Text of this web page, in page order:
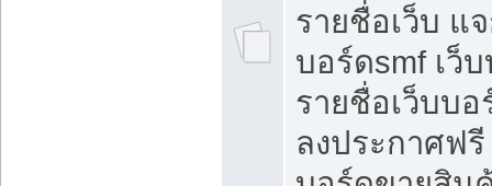
รายชื่อเว็บ แ
บอร์ดsmf เว็
รายชื่อเว็บบ
ลงประกาศฟรี